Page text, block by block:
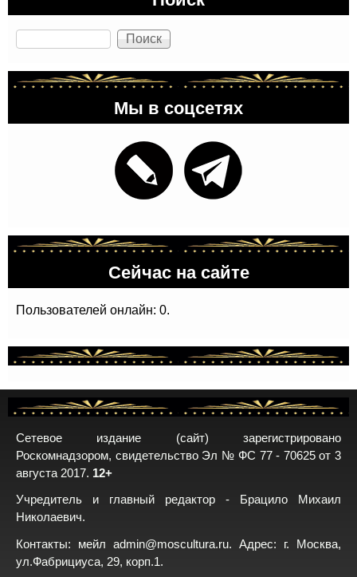
Поиск
Мы в соцсетях
Сейчас на сайте
Пользователей онлайн: 0.
Сетевое издание (сайт) зарегистрировано
Роскомнадзором, свидетельство Эл № ФС 77 - 70625 от 3
августа 2017. 12+
Учредитель и главный редактор - Брацило Михаил
Николаевич.
Контакты: мейл admin@moscultura.ru. Адрес: г. Москва,
ул.Фабрициуса, 29, корп.1.